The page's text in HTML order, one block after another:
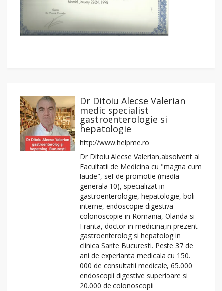
Dr Ditoiu Alecse Valerian
medic specialist
gastroenterologie si
hepatologie
http://www.helpme.ro
Dr Ditoiu Alecse Valerian,absolvent al
Facultatii de Medicina cu "magna cum
laude", sef de promotie (media
generala 10), specializat in
gastroenterologie, hepatologie, boli
interne, endoscopie digestiva –
colonoscopie in Romania, Olanda si
Franta, doctor in medicina,in prezent
gastroenterolog si hepatolog in
clinica Sante Bucuresti. Peste 37 de
ani de experianta medicala cu 150.
000 de consultatii medicale, 65.000
endoscopii digestive superioare si
20.000 de colonoscopii